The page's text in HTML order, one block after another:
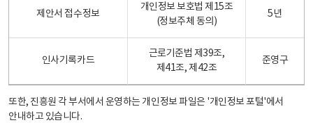
제안서 접수정보
개인정보 보호법 제15조
(정보주체 동의)
5년
인사기록카드
근로기준법 제39조,
제41조, 제42조
준영구
또한, 진흥원 각 부서에서 운영하는 개인정보 파일은 '개인정보 포털'에서
안내하고 있습니다.